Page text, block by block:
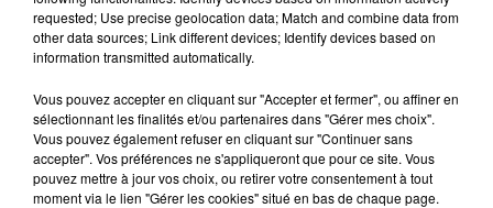
masculine dans sa bataille...
Des vitres tombent de la tour
Montparnasse : des désaccords
entre...
requested; Use precise geolocation data; Match and combine data from
other data sources; Link different devices; Identify devices based on
information transmitted automatically.
Vous pouvez accepter en cliquant sur "Accepter et fermer", ou affiner en
sélectionnant les finalités et/ou partenaires dans "Gérer mes choix".
Vous pouvez également refuser en cliquant sur "Continuer sans
accepter". Vos préférences ne s'appliqueront que pour ce site. Vous
pouvez mettre à jour vos choix, ou retirer votre consentement à tout
moment via le lien "Gérer les cookies" situé en bas de chaque page.